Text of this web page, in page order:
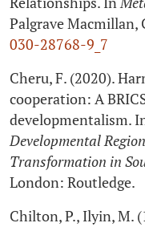
Palgrave Macmillan,
030-28768-9_7
Cheru, F. (2020).
cooperation: A
developmentalism.
Developmental
Transformation in
London: Routledge.
Chilton, P., Ilyin, M.